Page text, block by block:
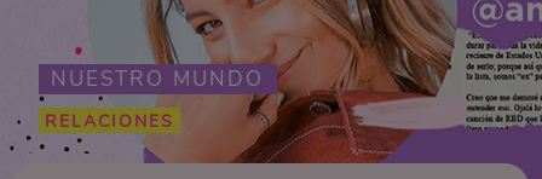
NUESTRO MUNDO
RELACIONES